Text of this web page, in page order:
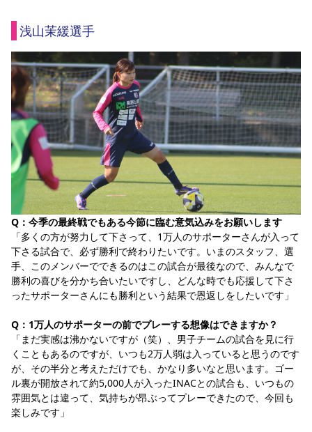
浅山茉緩選手
Q：今季の最終戦でもある今節に臨む意気込みをお願いします
「多くの方が努力して下さって、1万人のサポーターさんが入って
下さる試合で、必ず勝利で終わりたいです。いまのスタッフ、選
手、このメンバーでできるのはこの試合が最後なので、みんなで
勝利の喜びを分かち合いたいですし、どんな時でも応援して下さ
ったサポーターさんにも勝利という結果で恩返しをしたいです」
Q：1万人のサポーターの前でプレーする想像はできますか？
「まだ実感は沸かないですが（笑）、男子チームの試合を見に行
くこともあるのですが、いつも2万人弱は入っていると思うのです
が、その半分と考えただけでも、かなり多いなと思います。ゴー
ル裏が開放されて約5,000人が入ったINACとの試合も、いつもの
雰囲気とは違って、気持ちが昂ぶってプレーできたので、今回も
楽しみです」